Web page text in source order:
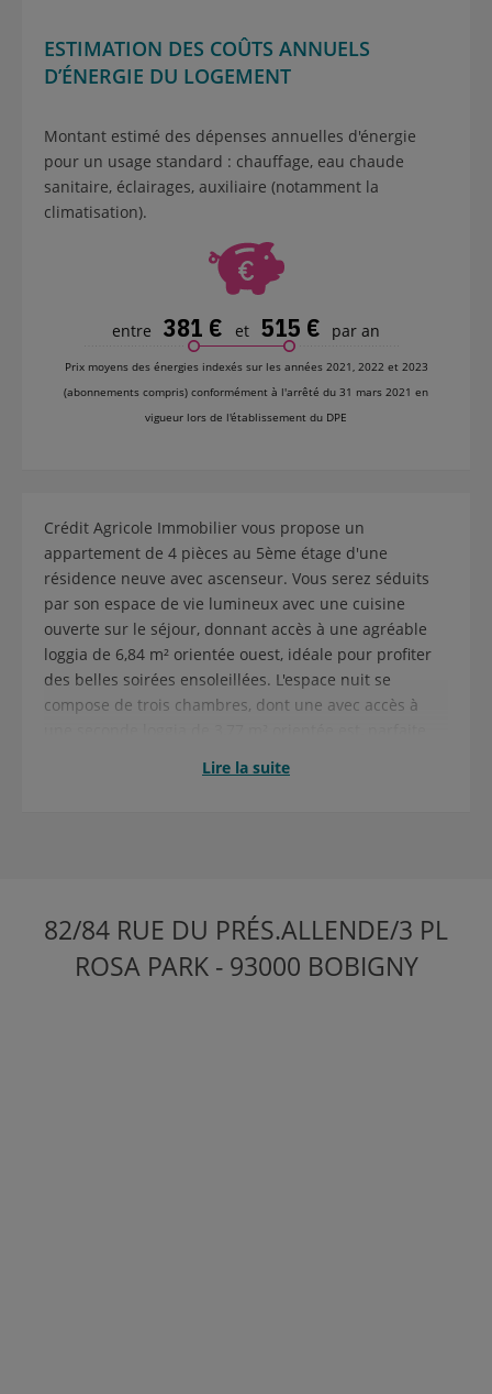
ESTIMATION DES COÛTS ANNUELS
D’ÉNERGIE DU LOGEMENT
Montant estimé des dépenses annuelles d'énergie
pour un usage standard : chauffage, eau chaude
sanitaire, éclairages, auxiliaire (notamment la
climatisation).
entre 381 € et 515 € par an
Prix moyens des énergies indexés sur les années 2021, 2022 et 2023
(abonnements compris) conformément à l'arrêté du 31 mars 2021 en
vigueur lors de l'établissement du DPE
Crédit Agricole Immobilier vous propose un
appartement de 4 pièces au 5ème étage d'une
résidence neuve avec ascenseur. Vous serez séduits
par son espace de vie lumineux avec une cuisine
ouverte sur le séjour, donnant accès à une agréable
loggia de 6,84 m² orientée ouest, idéale pour profiter
des belles soirées ensoleillées. L'espace nuit se
compose de trois chambres, dont une avec accès à
bénéficierez également d'une salle de bains moderne
mairie et la préfecture, vous profiterez d'un
environnement dynamique et agréable : commerces
de proximité, restaurants avec terrasses, cinéma, salle
Lire la suite
82/84 RUE DU PRÉS.ALLENDE/3 PL
ROSA PARK - 93000 BOBIGNY